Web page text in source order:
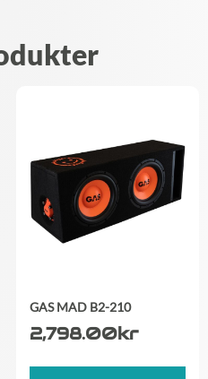
GAS MAD B2-210
2,798.00kr